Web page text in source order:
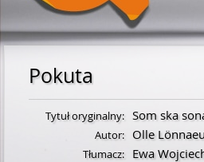
Pokuta
Tytuł oryginalny: Som ska
Autor: Olle
Tłumacz: Ewa